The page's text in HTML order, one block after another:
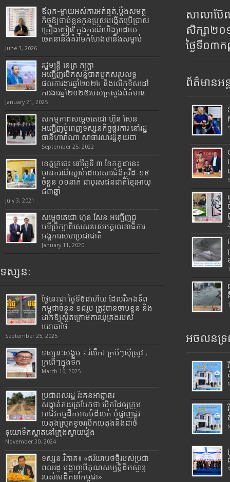
ឪពុក-ម្ដាយអស់ការអត់ធ្មត់,ប្ដឹងសមត្ថ
កិច្ចឱ្យចាប់ខ្លួនកូនប្រុសបង្កើតប្រើប្រាស់
គ្រឿងញៀន ក្នុងករណីហិង្សាដោយ
ចេតនានិងគំរាមកំហែងថានឹងសម្លាប់
June 3, 2026
រដ្ឋមន្រ្តី​ នេត្រ​ ភក្ត្រា​
អញ្ជើញបើកសន្និបាតបូកសរុបលទ្ធ
ផលការងារឆ្នាំ២០២៤ និងលើកទិសដៅ
ការងារឆ្នាំ២០២៥របស់​ក្រសួង​ព័ត៌មាន​
January 21, 2025
សកម្មភាពសម្តេចតេជោ ហ៊ុន សែន
អញ្ជើញបំពេញទស្សនកិច្ចផ្លូវការ នៅរដ្ឋ
ធានីហាវ៉ាណា សាធារណរដ្ឋគុយបា
September 25, 2022
ខេត្តក្រចេះ នៅថ្ងៃទី ៣ ខែកក្កដានេះ
មានករណីស្លាប់ដោយសារជំងឺកូវីដ-១៩
ចំនួន ០១នាក់ ជាបុរសជនជាតិខ្មែរអាយុ
៨៣ឆ្នាំ
July 3, 2021
សម្តេចតេជោ ហ៊ុន សែន អញ្ជើញជួ
បទីប្រឹក្សាពិសេសរបស់អគ្គលេខាធិការ
អង្គការសហប្រជាជាតិ
January 11, 2020
ទស្សនៈ
ថ្ងៃនេះជា ថ្ងៃទី៥៨ហើយ ដែលវីរកងទ័ព
កម្ពុជាចំនួន ១៨រូប ត្រូវបានចាប់ខ្លួន និង
ដាក់ឱ្យស្ថិតក្រោមការឃុំគ្រងរបស់
យោធាថៃ
September 25, 2025
ទស្សនៈសង្គម ៖ រំលឹក! ក្របីៗស៊ីស្រូវ ,
ក្រពើៗក្នុងទឹក
March 16, 2025
ប្រជាពលរដ្ឋ រិះគន់អាជ្ញាធរ
សង្កាត់គយត្របែកថា បើកដៃឲ្យក្រុម
អាជីវកម្មដឹកអាចម៍ដីលក់ បំផ្លាញផ្លូវ
បេតុងស្រុតខូចរបើកបេតុងនិងដាច់
ទុយោទឹកស្អាតនៅក្រុងស្វាយរៀង
November 30, 2024
ទស្សនៈវិភាគ៖ «ឥរិយាបថថ្មីរបស់ប្រជា
ពលរដ្ឋ បង្ហាញពីគុណសម្បត្តិដ៏អស្ចារ្យ
របស់មេដឹកនាំកម្ពុជា»
សាលាប៊ែ
សិក្សា២
ថ្ងៃទី០៣
ព័ត៌មានអន្
អចលនទ្រ